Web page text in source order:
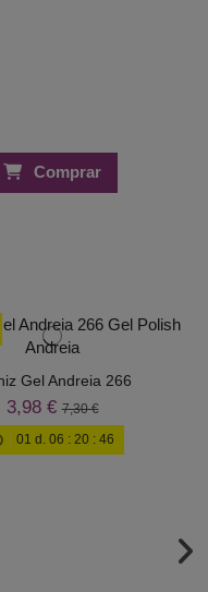
Comprar
Gel Andreia 266
3,98 €7,30 €
01 d. 06 : 20 : 45